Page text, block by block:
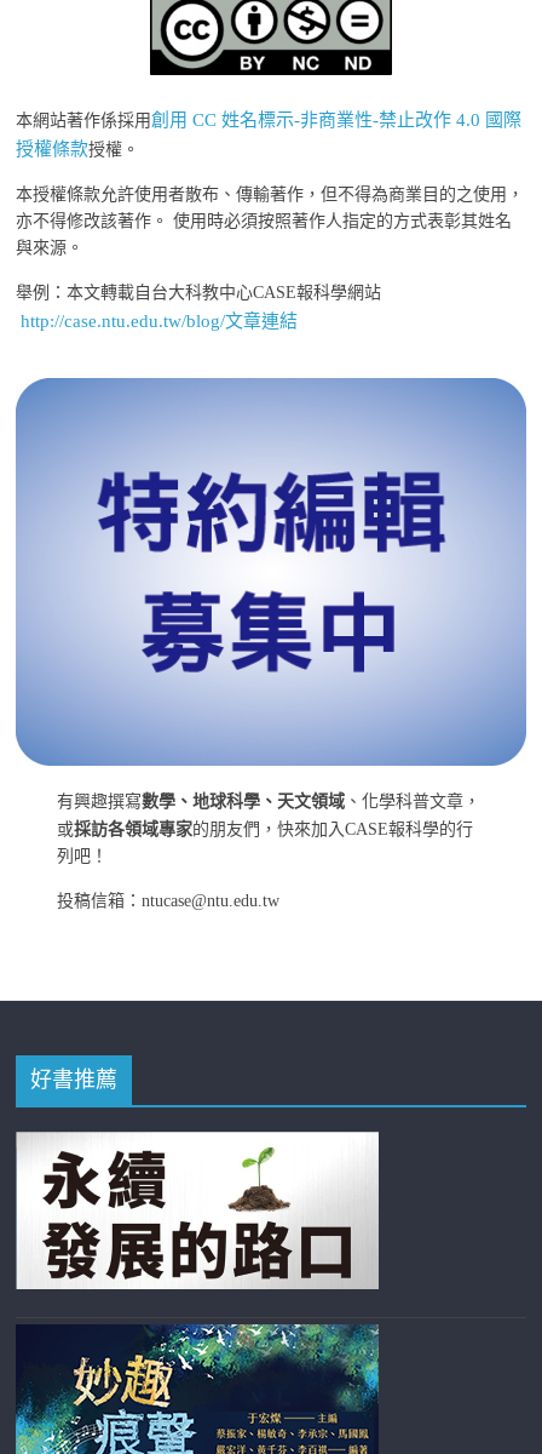
本網站著作係採用創用 CC 姓名標示-非商業性-禁止改作 4.0 國際
授權條款授權。
本授權條款允許使用者散布、傳輸著作，但不得為商業目的之使用，
亦不得修改該著作。 使用時必須按照著作人指定的方式表彰其姓名
與來源。
舉例：本文轉載自台大科教中心CASE報科學網站
http://case.ntu.edu.tw/blog/文章連結
有興趣撰寫數學、地球科學、天文領域 、化學科普文章，
或採訪各領域專家的朋友們，快來加入CASE報科學的行
列吧！
投稿信箱：ntucase@ntu.edu.tw
好書推薦